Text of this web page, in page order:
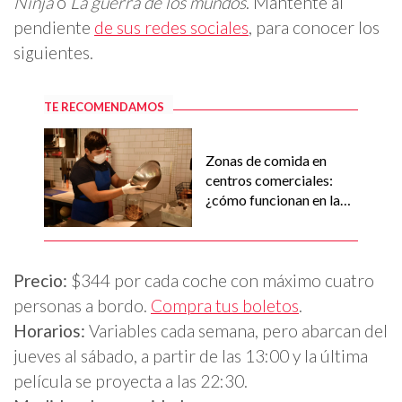
pendiente de sus redes sociales, para conocer los
siguientes.
TE RECOMENDAMOS
Zonas de comida en
centros comerciales:
¿cómo funcionan en la
Precio: $344 por cada coche con máximo cuatro
personas a bordo. Compra tus boletos.
Horarios: Variables cada semana, pero abarcan del
jueves al sábado, a partir de las 13:00 y la última
película se proyecta a las 22:30.